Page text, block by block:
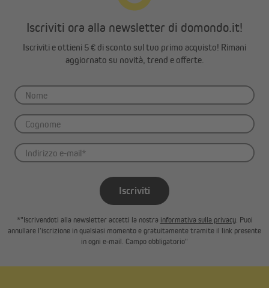
Iscriviti ora alla newsletter di domondo.it!
Iscriviti e ottieni 5 € di sconto sul tuo primo acquisto! Rimani
aggiornato su novità, trend e offerte.
Iscriviti
*"Iscrivendoti alla newsletter accetti la nostra informativa sulla privacy. Puoi
annullare l’iscrizione in qualsiasi momento e gratuitamente tramite il link presente
in ogni e-mail. Campo obbligatorio"